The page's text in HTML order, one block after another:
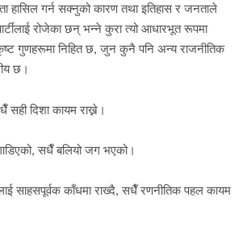
हासिल गर्न सक्नुको कारण तथा इतिहास र जनताले
रोजेका छन् भन्ने कुरा त्यो आधारभूत रूपमा
गुणहरूमा निहित छ, जुन कुनै पनि अन्य राजनीतिक
छ।
दिशा कायम राख्ने।
सधैँ बलियो जग भएको।
साहसपूर्वक काँधमा राख्दै, सधैँ रणनीतिक पहल कायम